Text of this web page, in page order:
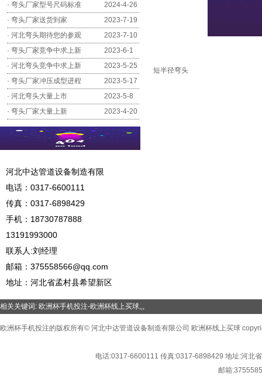
· 弯头厂家型号尺码标准
2024-4-26
· 弯头厂家送货到家
2023-7-19
· 河北弯头期待您的参观
2023-7-10
· 弯头厂家竞争中求上新
2023-6-1
· 河北弯头竞争中求上新
2023-5-25
· 弯头厂家冲压成型进程
2023-5-17
· 河北弯头大量上市
2023-5-8
· 弯头厂家大量上新 2023-4-20
河北中达管道设备制造有限
电话： 0317-6600111
传真：0317-6898429
手机： 18730787888
13191993000
联系人:刘经理
邮箱： 375558566@qq.com
地址：河北省孟村县希望新区
短半径弯头
相关关键词: 欧洲杯手机投注-欧洲杯线上买球,,,
欧洲杯手机投注的版权所有© 河北中达管道设备制造有限公司 欧洲杯线上买球
电话:0317-6600111 传真:0317-6898429 地址:河北
邮箱: